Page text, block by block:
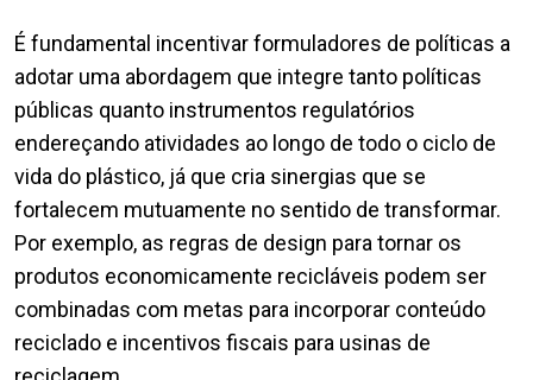
É fundamental incentivar formuladores de políticas a
adotar uma abordagem que integre tanto políticas
públicas quanto instrumentos regulatórios
endereçando atividades ao longo de todo o ciclo de
vida do plástico, já que cria sinergias que se
fortalecem mutuamente no sentido de transformar.
Por exemplo, as regras de design para tornar os
produtos economicamente recicláveis podem ser
combinadas com metas para incorporar conteúdo
reciclado e incentivos fiscais para usinas de